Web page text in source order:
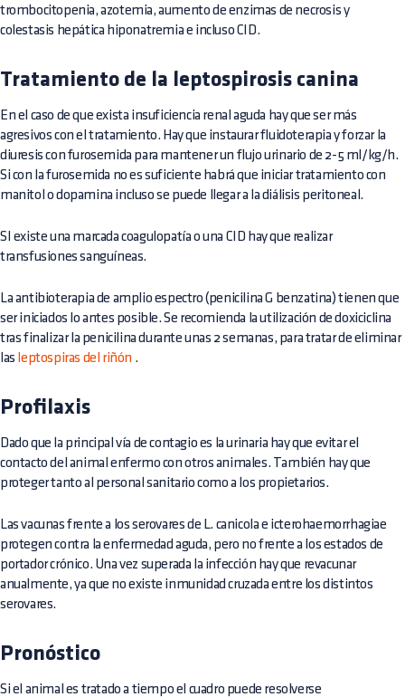
trombocitopenia, azotemia, aumento de enzimas de necrosis y
colestasis hepática hiponatremia e incluso CID.
Tratamiento de la leptospirosis canina
En el caso de que exista insuficiencia renal aguda hay que ser más
agresivos con el tratamiento. Hay que instaurar fluidoterapia y forzar la
diuresis con furosemida para mantener un flujo urinario de 2-5 ml/kg/h.
Si con la furosemida no es suficiente habrá que iniciar tratamiento con
manitol o dopamina incluso se puede llegar a la diálisis peritoneal.
SI existe una marcada coagulopatía o una CID hay que realizar
transfusiones sanguíneas.
La antibioterapia de amplio espectro (penicilina G benzatina) tienen que
ser iniciados lo antes posible. Se recomienda la utilización dedoxiciclina
tras finalizar la penicilina durante unas 2 semanas, para tratar de eliminar
las leptospiras del riñón .
Profilaxis
Dado que la principal vía de contagio es la urinaria hay que evitar el
contacto del animal enfermo con otros animales. También hay que
proteger tanto al personal sanitario como a los propietarios.
Las vacunas frente a los serovares de L. canicola e icterohaemorrhagiae
protegen contra la enfermedad aguda, pero no frente a los estados de
portador crónico. Una vez superada la infección hay que revacunar
anualmente, ya que no existe inmunidad cruzada entre los distintos
serovares.
Pronóstico
Si el animal es tratado a tiempo el cuadro puede resolverse